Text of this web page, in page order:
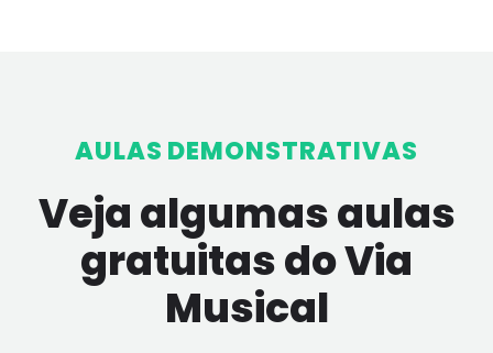
AULAS DEMONSTRATIVAS
Veja algumas aulas
gratuitas do Via
Musical